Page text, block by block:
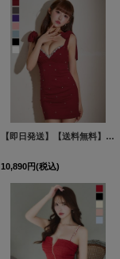
【即日発送】【送料無料】新色登場！ショルダーリボン/Ｖネック/ビジュー/シアー/タイト/ミニドレス/キャバドレス【XS-Lサイズ/7カラー】[OF03] 【YN】dzwvCA
10,890円(税込)